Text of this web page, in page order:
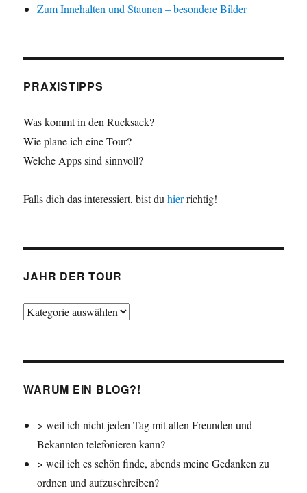
Zum Innehalten und Staunen – besondere Bilder
PRAXISTIPPS
Was kommt in den Rucksack?
Wie plane ich eine Tour?
Welche Apps sind sinnvoll?
Falls dich das interessiert, bist duhierrichtig!
JAHR DER TOUR
Jahr
WARUM EIN BLOG?!
> weil ich nicht jeden Tag mit allen Freunden und
Bekannten telefonieren kann?
> weil ich es schön finde, abends meine Gedanken zu
ordnen und aufzuschreiben?